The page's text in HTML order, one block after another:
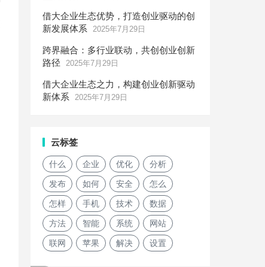
借大企业生态优势，打造创业驱动的创
新发展体系
2025年7月29日
跨界融合：多行业联动，共创创业创新
路径
2025年7月29日
借大企业生态之力，构建创业创新驱动
新体系
2025年7月29日
云标签
什么 企业 优化 分析
发布 如何 安全 怎么
怎样 手机 技术 数据
方法 智能 系统 网站
联网 苹果 解决 设置